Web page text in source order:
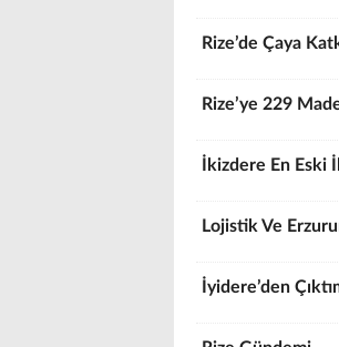
Rize’de Çaya
Rize’ye 229
İkizdere En Eski
Lojistik Ve
İyidere’den